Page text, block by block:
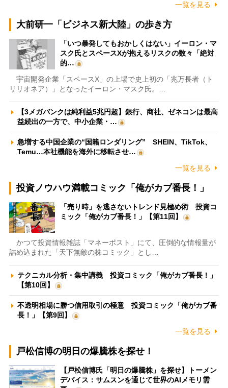
一覧を見る
大前研一「ビジネス新大陸」の歩き方
「いつ暴発してもおかしくはない」イーロン・マ
スク氏とスペースXが抱えるリスクの数々「絶対
的…
宇宙開発企業「スペースX」の上場で史上初の「兆万長者（ト
リリオネア）」となったイーロン・マスク氏。…
【3メガバンクは純利益5兆円超】銀行、商社、ゼネコンは最高
益続出の一方で、中小企業・…
急増する中国企業の“国籍ロンダリング” SHEIN、TikTok、
Temu…本社機能を海外に移転させ…
一覧を見る
投資ノウハウ満載コミック「俺がカブ番長！」
「売り時」を逃さないトレンド見極め術 投資コ
ミック「俺がカブ番長！」【第11回】
かつて投資情報雑誌「マネーポスト」にて、圧倒的な情報量が
詰め込まれた「天下無敵の株コミック」とし…
テクニカル分析・集中講義 投資コミック「俺がカブ番長！」
【第10回】
不透明相場に勝つ信用取引の極意 投資コミック「俺がカブ番
長！」【第9回】
一覧を見る
戸松信博の明日の爆騰株を探せ！
【戸松信博氏「明日の爆騰株」を探せ】トーメン
デバイス：サムスンを通じて世界のAIメモリ需